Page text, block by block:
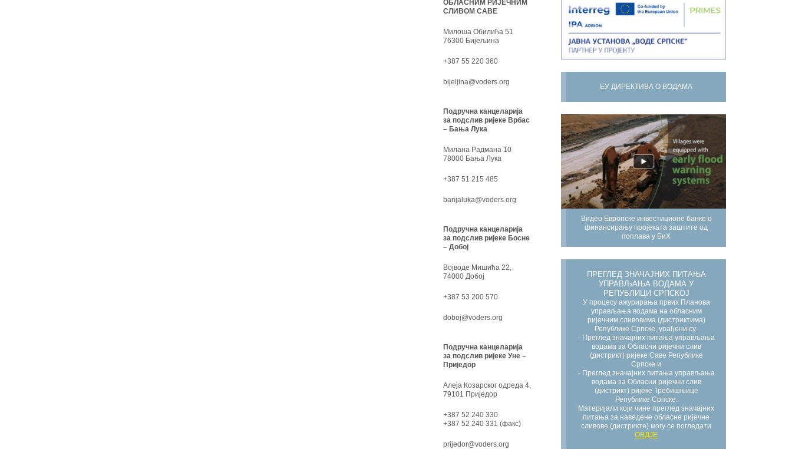
ЕУ ДИРЕКТИВА О ВОДАМА
Видео Европске инвестиционе банке о
финансирању пројеката заштите од
поплава у БиХ
ПРЕГЛЕД ЗНАЧАЈНИХ ПИТАЊА
УПРАВЉАЊА ВОДАМА У
РЕПУБЛИЦИ СРПСКОЈ
У процесу ажурирања првих Планова
управљања водама на обласним
ријечним сливовима (дистриктима)
Републике Српске, урађени су:
- Преглед значајних питања управљања
водама за Обласни ријечни слив
(дистрикт) ријеке Саве Републике
Српске и
- Преглед значајних питања управљања
водама за Обласни ријечни слив
(дистрикт) ријеке Требишњице
Републике Српске.
Материјали који чине преглед значајних
питања за наведене обласне ријечне
сливове (дистрикте) могу се погледати
ОВДЈЕ
ОБЛАСНИМ РИЈЕЧНИМ
СЛИВОМ САВЕ
Милоша Обилића 51
76300 Бијељина
+387 55 220 360
bijeljina@voders.org
Подручна канцеларија
за подслив ријеке Врбас
– Бања Лука
Милана Радмана 10
78000 Бања Лука
+387 51 215 485
banjaluka@voders.org
Подручна канцеларија
за подслив ријеке Босне
– Добој
Војводе Мишића 22,
74000 Добој
+387 53 200 570
doboj@voders.org
Подручна канцеларија
за подслив ријеке Уне –
Приједор
Алеја Козарског одреда 4,
79101 Приједор
+387 52 240 330
+387 52 240 331 (факс)
prijedor@voders.org